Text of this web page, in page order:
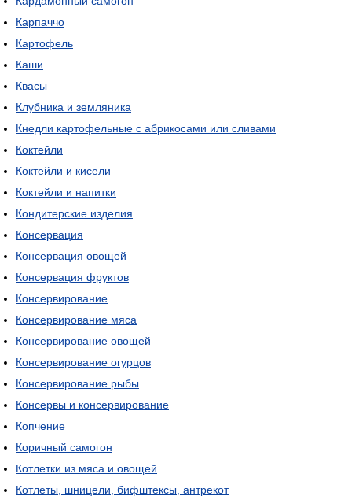
Карпаччо
Картофель
Каши
Квасы
Клубника и земляника
Кнедли картофельные с абрикосами или сливами
Коктейли
Коктейли и кисели
Коктейли и напитки
Кондитерские изделия
Консервация
Консервация овощей
Консервация фруктов
Консервирование
Консервирование мяса
Консервирование овощей
Консервирование огурцов
Консервирование рыбы
Консервы и консервирование
Копчение
Коричный самогон
Котлетки из мяса и овощей
Котлеты, шницели, бифштексы, антрекот